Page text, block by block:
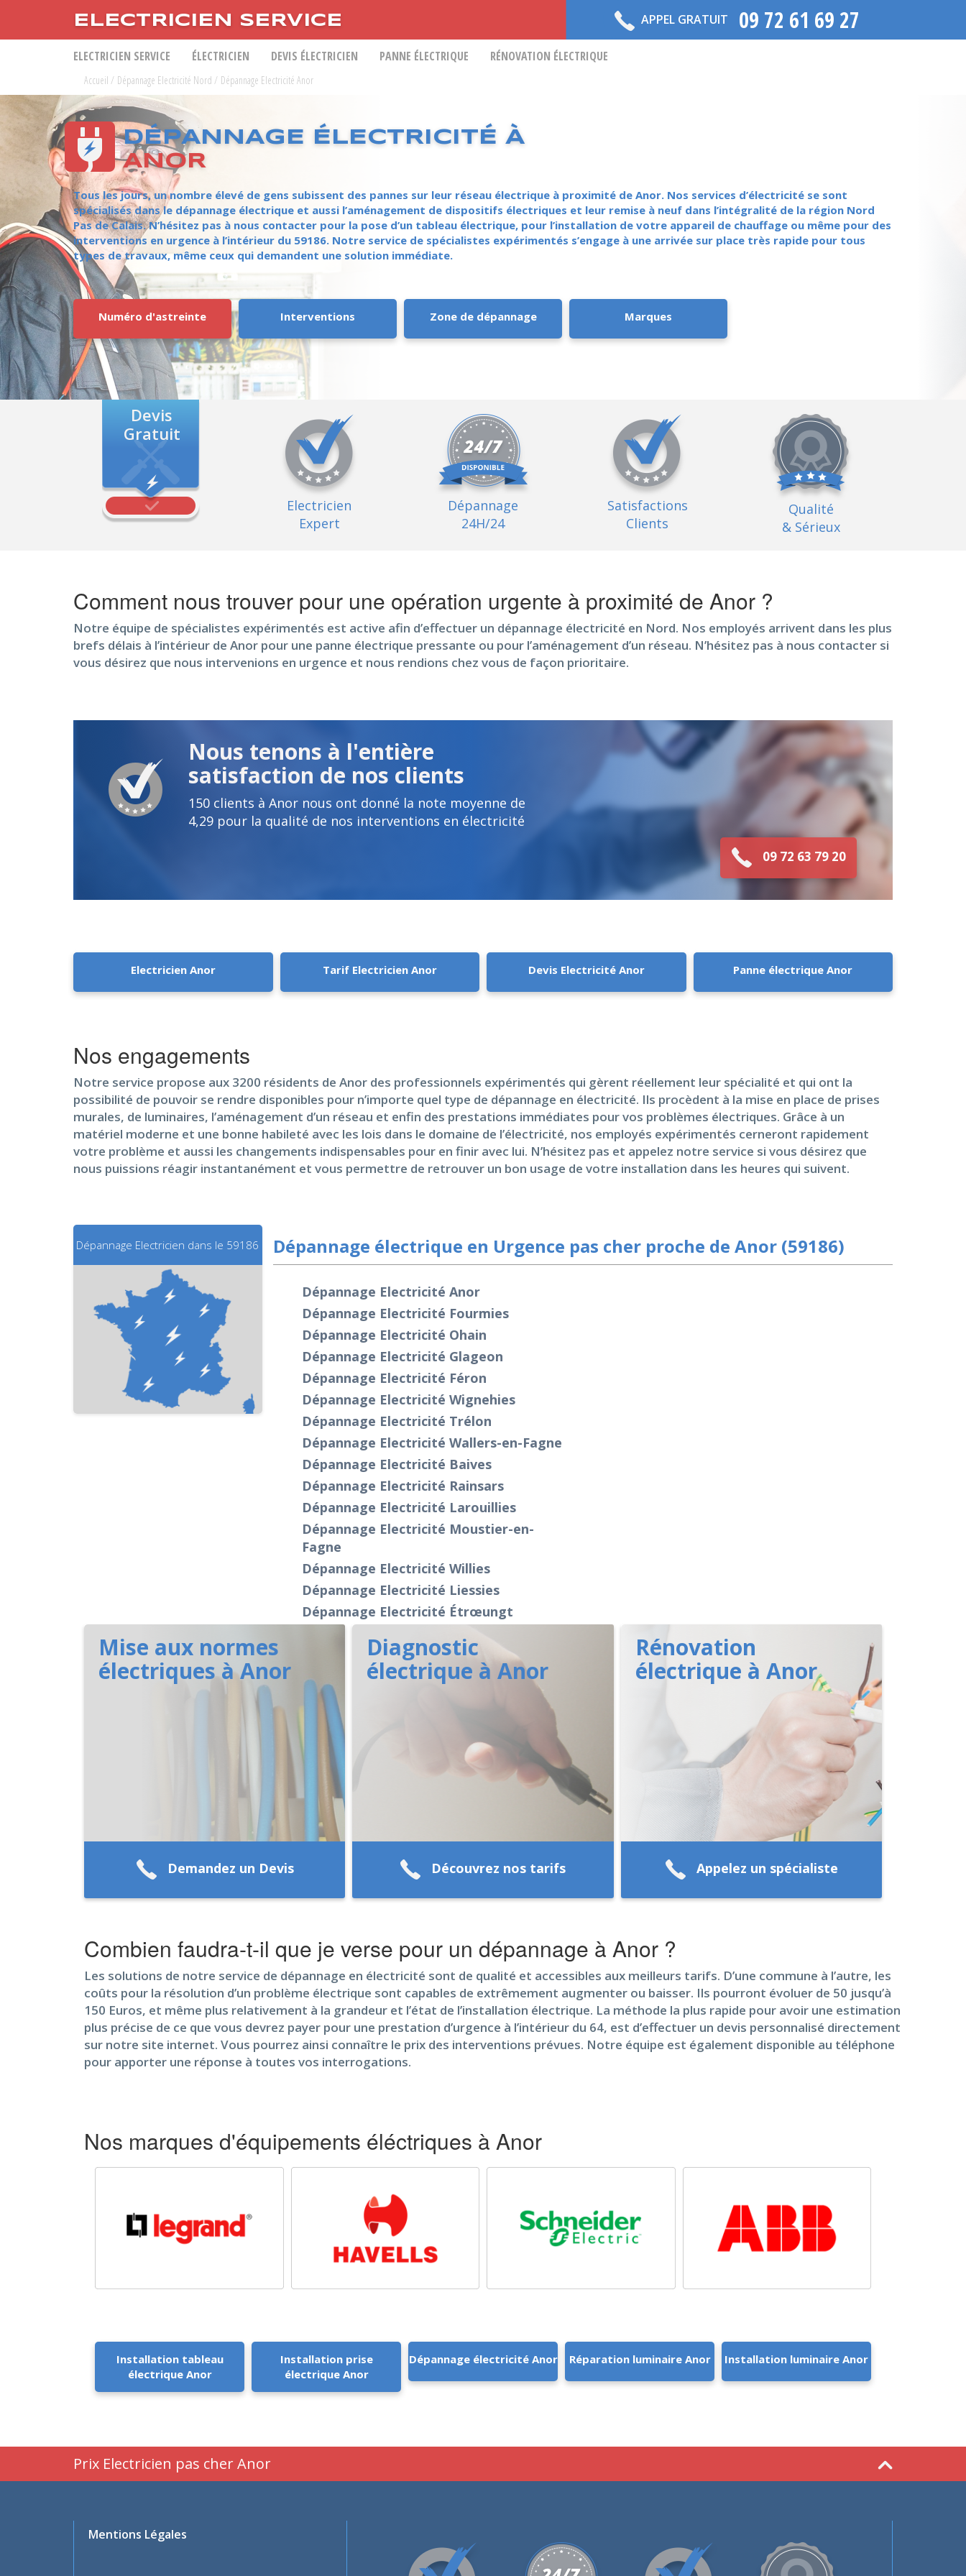
ELECTRICIEN SERVICE APPEL GRATUIT 09 72 61 69 27
ELECTRICIEN SERVICE ÉLECTRICIEN DEVIS ÉLECTRICIEN PANNE ÉLECTRIQUE RÉNOVATION ÉLECTRIQUE
Accueil / Dépannage Electricité Nord / Dépannage Electricité Anor
DÉPANNAGE ÉLECTRICITÉ À
ANOR
Tous les jours, un nombre élevé de gens subissent des pannes sur leur réseau électrique à proximité de Anor. Nos services d’électricité se sont
spécialisés dans le dépannage électrique et aussi l’aménagement de dispositifs électriques et leur remise à neuf dans l’intégralité de la région Nord
Pas de Calais. N’hésitez pas à nous contacter pour la pose d’un tableau électrique, pour l’installation de votre appareil de chauffage ou même pour des
interventions en urgence à l’intérieur du 59186. Notre service de spécialistes expérimentés s’engage à une arrivée sur place très rapide pour tous
types de travaux, même ceux qui demandent une solution immédiate.
Numéro d'astreinte Interventions Zone de dépannage Marques
Devis
Gratuit
Electricien
Expert
Dépannage
24H/24
Satisfactions
Clients
Qualité
& Sérieux
Comment nous trouver pour une opération urgente à proximité de Anor ?
Notre équipe de spécialistes expérimentés est active afin d’effectuer un dépannage électricité en Nord. Nos employés arrivent dans les plus
brefs délais à l’intérieur de Anor pour une panne électrique pressante ou pour l’aménagement d’un réseau. N’hésitez pas à nous contacter si
vous désirez que nous intervenions en urgence et nous rendions chez vous de façon prioritaire.
Nous tenons à l'entière
satisfaction de nos clients
150 clients à Anor nous ont donné la note moyenne de
4,29 pour la qualité de nos interventions en électricité
09 72 63 79 20
Electricien Anor Tarif Electricien Anor Devis Electricité Anor Panne électrique Anor
Nos engagements
Notre service propose aux 3200 résidents de Anor des professionnels expérimentés qui gèrent réellement leur spécialité et qui ont la
possibilité de pouvoir se rendre disponibles pour n’importe quel type de dépannage en électricité. Ils procèdent à la mise en place de prises
murales, de luminaires, l’aménagement d’un réseau et enfin des prestations immédiates pour vos problèmes électriques. Grâce à un
matériel moderne et une bonne habileté avec les lois dans le domaine de l’électricité, nos employés expérimentés cerneront rapidement
votre problème et aussi les changements indispensables pour en finir avec lui. N’hésitez pas et appelez notre service si vous désirez que
nous puissions réagir instantanément et vous permettre de retrouver un bon usage de votre installation dans les heures qui suivent.
Dépannage Electricien dans le 59186 Dépannage électrique en Urgence pas cher proche de Anor (59186)
Dépannage Electricité Anor
Dépannage Electricité Fourmies
Dépannage Electricité Ohain
Dépannage Electricité Glageon
Dépannage Electricité Féron
Dépannage Electricité Wignehies
Dépannage Electricité Trélon
Dépannage Electricité Wallers-en-Fagne
Dépannage Electricité Baives
Dépannage Electricité Rainsars
Dépannage Electricité Larouillies
Dépannage Electricité Moustier-en-
Fagne
Dépannage Electricité Willies
Dépannage Electricité Liessies
Dépannage Electricité Étrœungt
Mise aux normes
électriques à Anor
Demandez un Devis
Diagnostic
électrique à Anor
Découvrez nos tarifs
Rénovation
électrique à Anor
Appelez un spécialiste
Combien faudra-t-il que je verse pour un dépannage à Anor ?
Les solutions de notre service de dépannage en électricité sont de qualité et accessibles aux meilleurs tarifs. D’une commune à l’autre, les
coûts pour la résolution d’un problème électrique sont capables de extrêmement augmenter ou baisser. Ils pourront évoluer de 50 jusqu’à
150 Euros, et même plus relativement à la grandeur et l’état de l’installation électrique. La méthode la plus rapide pour avoir une estimation
plus précise de ce que vous devrez payer pour une prestation d’urgence à l’intérieur du 64, est d’effectuer un devis personnalisé directement
sur notre site internet. Vous pourrez ainsi connaître le prix des interventions prévues. Notre équipe est également disponible au téléphone
pour apporter une réponse à toutes vos interrogations.
Nos marques d'équipements éléctriques à Anor
Installation tableau
électrique Anor
Installation prise
électrique Anor
Dépannage électricité Anor Réparation luminaire Anor Installation luminaire Anor
Prix Electricien pas cher Anor
Mentions Légales